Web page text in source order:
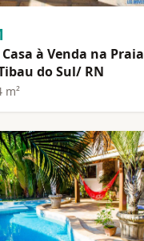
à Venda na Praia
do Sul/ RN
m²